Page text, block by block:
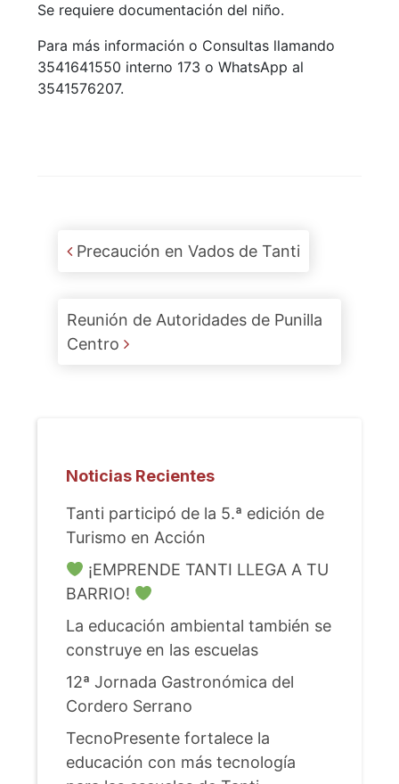
Se requiere documentación del niño.
Para más información o Consultas llamando
3541641550 interno 173 o WhatsApp al
3541576207.
Post navigation
Precaución en Vados de Tanti
Reunión de Autoridades de Punilla
Centro
Noticias Recientes
Tanti participó de la 5.ª edición de
Turismo en Acción
¡EMPRENDE TANTI LLEGA A TU
BARRIO!
La educación ambiental también se
construye en las escuelas
12ª Jornada Gastronómica del
Cordero Serrano
TecnoPresente fortalece la
educación con más tecnología